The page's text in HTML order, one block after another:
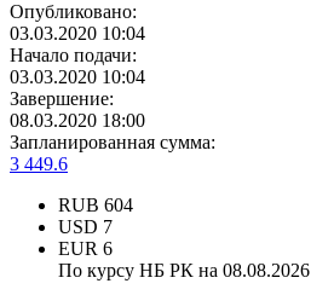
Опубликовано:
03.03.2020 10:04
Начало подачи:
03.03.2020 10:04
Завершение:
08.03.2020 18:00
Запланированная сумма:
3 449.6
RUB 604
USD 7
EUR 6
По курсу НБ РК на 08.08.2026